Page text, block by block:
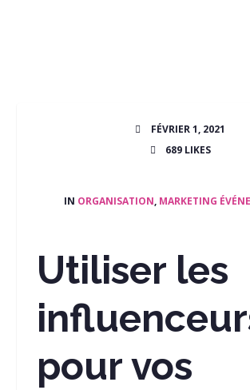
FÉVRIER 1, 2021
689 LIKES
IN ORGANISATION, MARKETING
Utiliser les
pour vos